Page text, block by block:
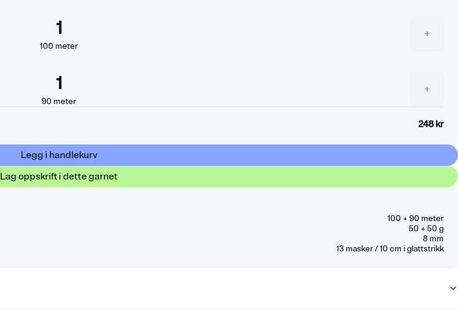
1
100 meter
+
1
90 meter
+
248 kr
Legg i handlekurv
Lag oppskrift i dette garnet
100 + 90 meter
50 + 50 g
8 mm
13 masker / 10 cm i glattstrikk